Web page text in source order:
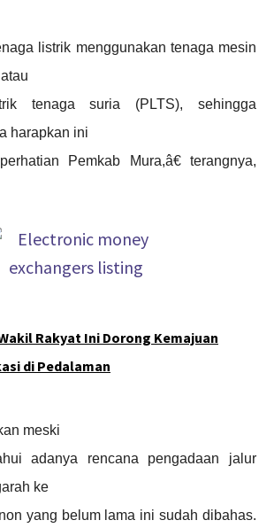
listrik menggunakan tenaga mesin
tenaga suria (PLTS), sehingga
harapkan ini
Pemkab Mura,â€ terangnya,
Rakyat Ini Dorong Kemajuan
di Pedalaman
meski
adanya rencana pengadaan jalur
ke
yang belum lama ini sudah dibahas.